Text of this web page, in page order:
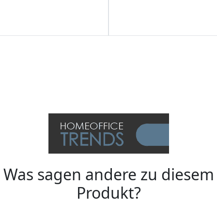
Was sagen andere zu diesem
Produkt?